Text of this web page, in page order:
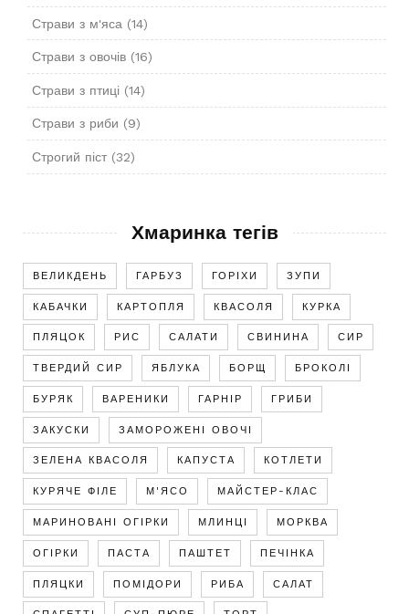
Страви з м'яса (14)
Страви з овочів(16)
Страви з птиці (14)
Страви з риби (9)
Строгий піст(32)
Хмаринка тегів
ВЕЛИКДЕНЬ ГАРБУЗ ГОРІХИ ЗУПИ
КАБАЧКИ КАРТОПЛЯ КВАСОЛЯ КУРКА
ПЛЯЦОК РИС САЛАТИ СВИНИНА СИР
ТВЕРДИЙ СИР ЯБЛУКА БОРЩ БРОКОЛІ
БУРЯК ВАРЕНИКИ ГАРНІР ГРИБИ
ЗАКУСКИ ЗАМОРОЖЕНІ ОВОЧІ
ЗЕЛЕНА КВАСОЛЯ КАПУСТА КОТЛЕТИ
КУРЯЧЕ ФІЛЕ М'ЯСО МАЙСТЕР-КЛАС
МАРИНОВАНІ ОГІРКИ МЛИНЦІ МОРКВА
ОГІРКИ ПАСТА ПАШТЕТ ПЕЧІНКА
ПЛЯЦКИ ПОМІДОРИ РИБА САЛАТ